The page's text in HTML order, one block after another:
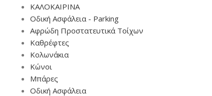
ΚΑΛΟΚΑΙΡΙΝΑ
Οδική Ασφάλεια - Parking
Αφρώδη Προστατευτικά Τοίχων
Καθρέφτες
Κολωνάκια
Κώνοι
Μπάρες
Οδική Ασφάλεια